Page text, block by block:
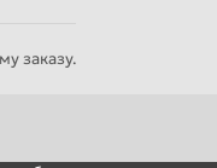
заказу.